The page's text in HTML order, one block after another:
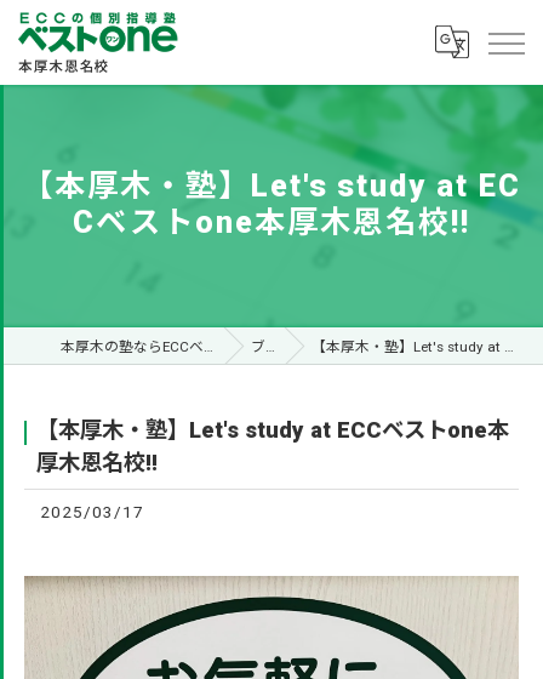
【本厚木・塾】Let's study at EC
Cベストone本厚木恩名校!!
本厚木の塾ならECCベストone本厚木恩名校 ブログ 【本厚木・塾】Let's study at ECCベストone本厚木恩名校!!
【本厚木・塾】Let's study at ECCベストone本
厚木恩名校!!
2025/03/17